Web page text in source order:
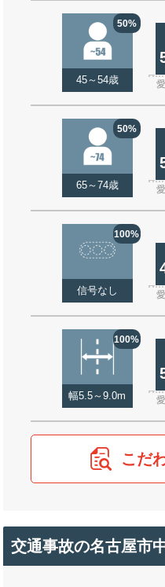
50%
45～54歳
50%
65～74歳
100%
信号なし
100%
幅5.5～9.0m
こだ
交通事故の名古屋市